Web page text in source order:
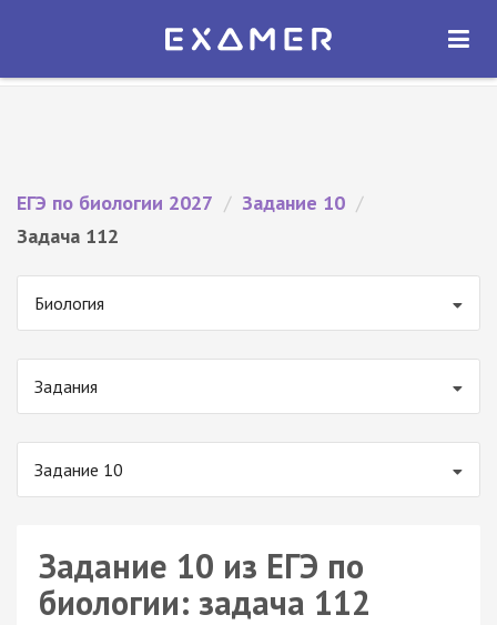
Экзамер — ЕГЭ 2027
ОТКРЫТЬ
ЕГЭ по биологии 2027 / Задание 10 /
Задача 112
Биология
Задания
Задание 10
Задание 10 из ЕГЭ по
биологии: задача 112